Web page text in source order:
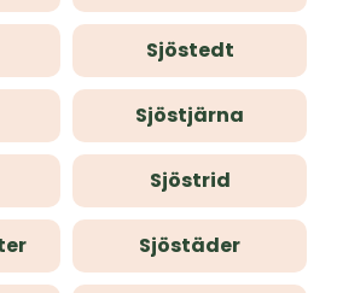
Sjöstedt
Sjöstjärna
Sjöstrid
Sjöstäder